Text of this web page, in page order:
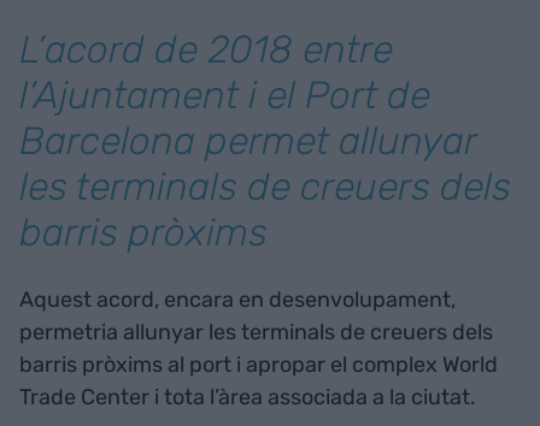
L’acord de 2018 entre
l’Ajuntament i el Port de
Barcelona permet allunyar
les terminals de creuers dels
barris pròxims
Aquest acord, encara en desenvolupament,
permetria allunyar les terminals de creuers dels
barris pròxims al port i apropar el complex World
Trade Center i tota l’àrea associada a la ciutat.